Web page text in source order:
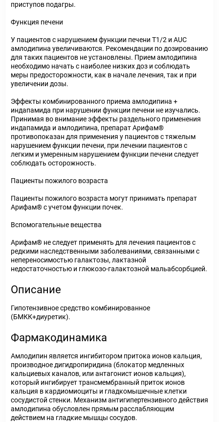
приступов подагры.
Функция печени
У пациентов с нарушением функции печени Т1/2 и AUC
амлодипина увеличиваются. Рекомендации по дозированию
для таких пациентов не установлены. Прием амлодипина
необходимо начать с наиболее низких доз и соблюдать
меры предосторожности, как в начале лечения, так и при
увеличении дозы.
Эффекты комбинированного приема амлодипина +
индапамида при нарушении функции печени не изучались.
Принимая во внимание эффекты раздельного применения
индапамида и амлодипина, препарат Арифам®
противопоказан для применения у пациентов с тяжелым
нарушением функции печени, при лечении пациентов с
легким и умеренным нарушением функции печени следует
соблюдать осторожность.
Пациенты пожилого возраста
Пациенты пожилого возраста могут принимать препарат
Арифам® с учетом функции почек.
Вспомогательные вещества
Арифам® не следует применять для лечения пациентов с
редкими наследственными заболеваниями, связанными с
непереносимостью галактозы, лактазной
недостаточностью и глюкозо-галактозной мальабсорбцией.
Описание
Гипотензивное средство комбинированное
(БМКК+диуретик).
Фармакодинамика
Амлодипин является ингибитором притока ионов кальция,
производное дигидропиридина (блокатор медленных
кальциевых каналов, или антагонист ионов кальция),
который ингибирует трансмембранный приток ионов
кальция в кардиомиоциты и гладкомышечные клетки
сосудистой стенки. Механизм антигипертензивного действия
амлодипина обусловлен прямым расслабляющим
действием на гладкие мышцы сосудов.